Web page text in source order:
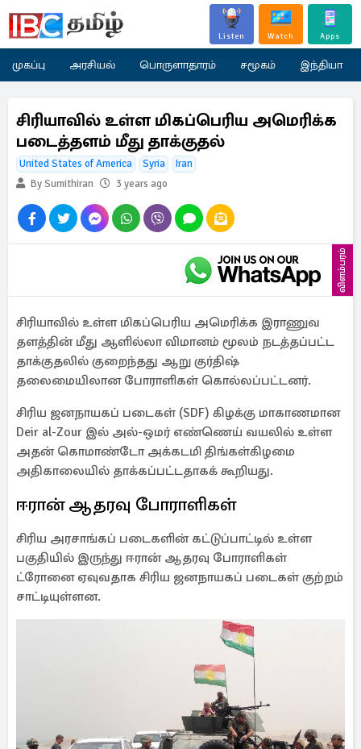
Listen Watch Apps
முகப்பு அரசியல் பொருளாதாரம் சமூகம் இந்தியா
சிரியாவில் உள்ள மிகப்பெரிய அமெரிக்க
படைத்தளம் மீது தாக்குதல்
United States of America Syria
Iran
By Sumithiran
3 years ago
விளம்பரம்
சிரியாவில் உள்ள மிகப்பெரிய அமெரிக்க இராணுவ
தளத்தின் மீது ஆளில்லா விமானம் மூலம் நடத்தப்பட்ட
தாக்குதலில் குறைந்தது ஆறு குர்திஷ்
தலைமையிலான போராளிகள் கொல்லப்பட்டனர்.
சிரிய ஜனநாயகப் படைகள் (SDF) கிழக்கு மாகாணமான
Deir al-Zour இல் அல்-ஒமர் எண்ணெய் வயலில் உள்ள
அதன் கொமாண்டோ அக்கடமி திங்கள்கிழமை
அதிகாலையில் தாக்கப்பட்டதாகக் கூறியது.
ஈரான் ஆதரவு போராளிகள்
சிரிய அரசாங்கப் படைகளின் கட்டுப்பாட்டில் உள்ள
பகுதியில் இருந்து ஈரான் ஆதரவு போராளிகள்
ட்ரோனை ஏவுவதாக சிரிய ஜனநாயகப் படைகள் குற்றம்
சாட்டியுள்ளன.